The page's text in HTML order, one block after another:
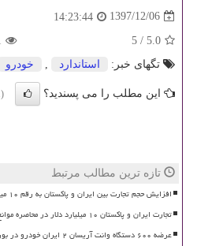
1397/12/06
14:23:44
5.0
/
5
تگهای خبر:
استاندارد خودرو
این مطلب را می پسندید؟ (1)
تازه ترین مطالب مرتبط
افزایش حجم تجارت بین ایران و پاکستان به رقم ۱۰ میلیارد دلار
تجارت ایران و پاکستان ۱۰ میلیارد دلار در محاصره موانع تجاری
عرضه ۶۰۰ دستگاه وانت آریسان ۲ ایران خودرو در بورس کالا